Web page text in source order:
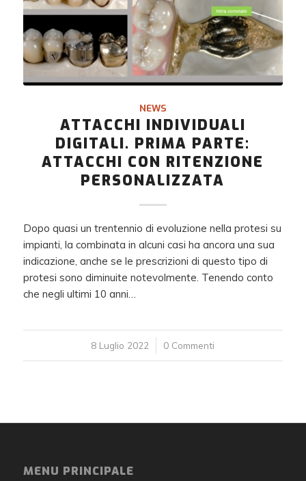
NEWS
ATTACCHI INDIVIDUALI
DIGITALI. PRIMA PARTE:
ATTACCHI CON RITENZIONE
PERSONALIZZATA
Dopo quasi un trentennio di evoluzione nella protesi su
impianti, la combinata in alcuni casi ha ancora una sua
indicazione, anche se le prescrizioni di questo tipo di
protesi sono diminuite notevolmente. Tenendo conto
che negli ultimi 10 anni…
8 Luglio 2022
/ 0 Commenti
MENU PRINCIPALE